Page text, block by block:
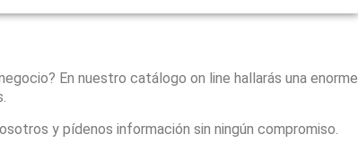
En nuestro catálogo on line hallarás una enorme
y pídenos información sin ningún compromiso.